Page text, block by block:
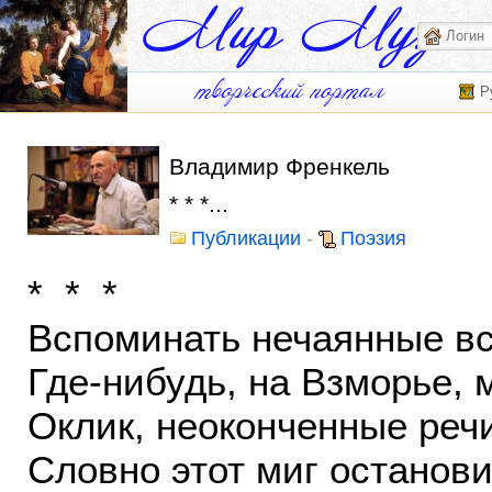
Владимир Френкель
* * *...
Публикации - Поэзия
* * *
Вспоминать нечаянные
Где-нибудь, на Взморье,
Оклик, неоконченные
Словно этот миг